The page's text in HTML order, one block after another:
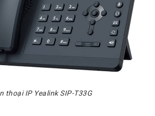
thoại IP Yealink SIP-T33G